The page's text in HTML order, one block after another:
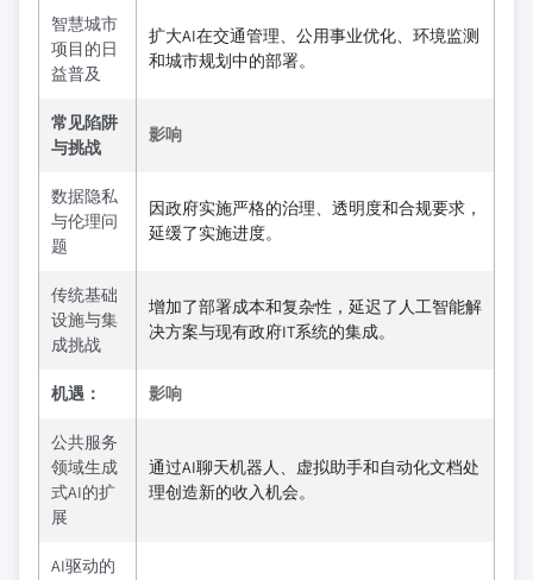
智慧城市
项目的日
益普及
扩大AI在交通管理、公用事业优化、环境监测
和城市规划中的部署。
常见陷阱
与挑战
影响
数据隐私
与伦理问
题
因政府实施严格的治理、透明度和合规要求，
延缓了实施进度。
传统基础
设施与集
成挑战
增加了部署成本和复杂性，延迟了人工智能解
决方案与现有政府IT系统的集成。
机遇： 影响
公共服务
领域生成
式AI的扩
展
通过AI聊天机器人、虚拟助手和自动化文档处
理创造新的收入机会。
AI驱动的